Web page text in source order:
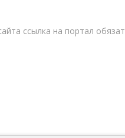
ссылка на портал